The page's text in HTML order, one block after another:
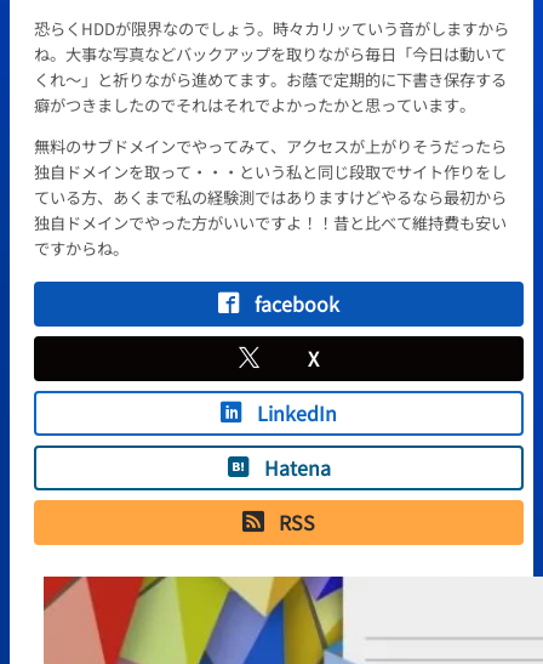
恐らくHDDが限界なのでしょう。時々カリッていう音がしますから
ね。大事な写真などバックアップを取りながら毎日「今日は動いて
くれ～」と祈りながら進めてます。お蔭で定期的に下書き保存する
癖がつきましたのでそれはそれでよかったかと思っています。
無料のサブドメインでやってみて、アクセスが上がりそうだったら
独自ドメインを取って・・・という私と同じ段取でサイト作りをし
ている方、あくまで私の経験測ではありますけどやるなら最初から
独自ドメインでやった方がいいですよ！！昔と比べて維持費も安い
ですからね。
facebook
X
LinkedIn
Hatena
RSS